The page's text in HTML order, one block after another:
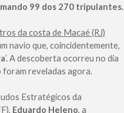
99 dos 270 tripulantes.
da costa de Macaé (RJ)
navio que, coincidentemente,
’. A descoberta ocorreu no dia
foram reveladas agora.
Estratégicos da
Eduardo Heleno, a